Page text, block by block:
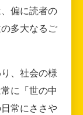
偏に読者の
多大なるご
、社会の様
に「世の中
常にささや